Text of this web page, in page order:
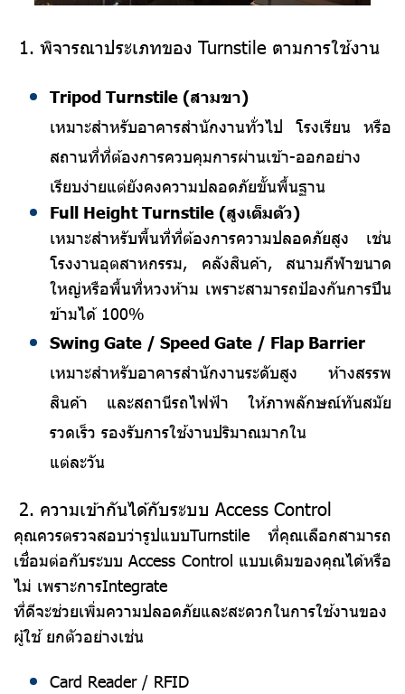
1. พิจารณาประเภทของ Turnstile ตามการใช้งาน
Tripod Turnstile (สามขา)
เหมาะสำหรับอาคารสำนักงานทั่วไป โรงเรียน หรือ
สถานที่ที่ต้องการควบคุมการผ่านเข้า-ออกอย่าง
เรียบง่ายแต่ยังคงความปลอดภัยขั้นพื้นฐาน
Full Height Turnstile (สูงเต็มตัว)
เหมาะสำหรับพื้นที่ที่ต้องการความปลอดภัยสูง เช่น
โรงงานอุตสาหกรรม, คลังสินค้า, สนามกีฬาขนาด
ใหญ่หรือพื้นที่หวงห้าม เพราะสามารถป้องกันการปีน
ข้ามได้ 100%
Swing Gate / Speed Gate / Flap Barrier
เหมาะสำหรับอาคารสำนักงานระดับสูง ห้างสรรพ
สินค้า และสถานีรถไฟฟ้า ให้ภาพลักษณ์ทันสมัย
รวดเร็ว รองรับการใช้งานปริมาณมากใน
แต่ละวัน
2. ความเข้ากันได้กับระบบ Access Control
คุณควรตรวจสอบว่ารูปแบบTurnstile ที่คุณเลือกสามารถ
เชื่อมต่อกับระบบ Access Control แบบเดิมของคุณได้หรือ
ไม่ เพราะการIntegrate
ที่ดีจะช่วยเพิ่มความปลอดภัยและสะดวกในการใช้งานของ
ผู้ใช้ ยกตัวอย่างเช่น
Card Reader / RFID